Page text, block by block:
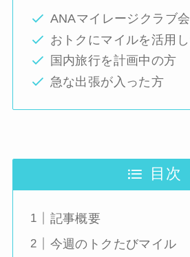
ANAマイレージクラブ
おトクにマイルを活用
国内旅行を計画中の方
急な出張が入った方
目次
記事概要
今週のトクたびマイル